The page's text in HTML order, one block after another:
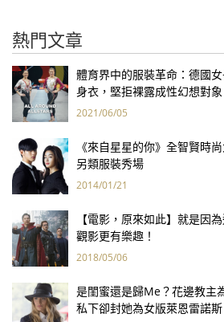
熱門文章
體育界中的服裝革命：德國
身衣，堅拒裸露成性幻想對象
2021/06/05
《來自星星的你》全智賢時
另類服裝秀場
2014/01/21
【電影，原來如此】就是因
觀影更有樂趣！
2018/05/06
是閨蜜還是歸Me？花邊教主
私下卻封她為女版萊恩雷諾斯